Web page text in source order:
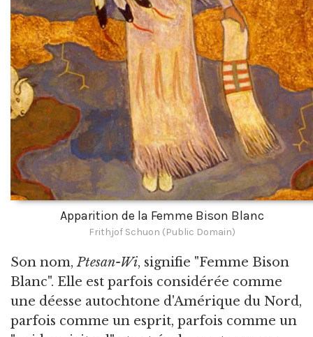
Apparition de la Femme Bison Blanc
Frithjof Schuon (Public Domain)
Son nom,Ptesan-Wi, signifie "Femme Bison
Blanc". Elle est parfois considérée comme
une déesse autochtone d'Amérique du Nord,
parfois comme un esprit, parfois comme un